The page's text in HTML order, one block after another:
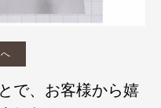
で、お客様から嬉